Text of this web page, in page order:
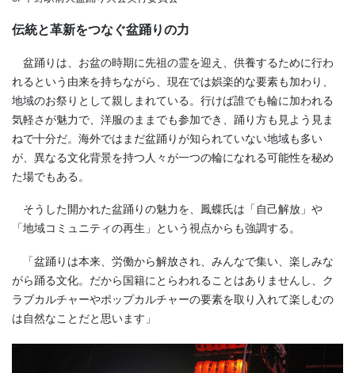
伝統と革新をつなぐ盆踊りの力
盆踊りは、お盆の時期に先祖の霊を迎え、供養するために行わ
れるという由来を持ちながら、現在では娯楽的な要素も加わり、
地域のお祭りとして親しまれている。行けば誰でも輪に加われる
気軽さが魅力で、洋服のままでも参加でき、踊り方も見よう見ま
ねで十分だ。海外ではまだ盆踊りが知られていない地域も多い
が、異なる文化背景を持つ人々が一つの輪になれる可能性を秘め
た場でもある。
そうした開かれた盆踊りの魅力を、鳳蝶氏は「自己解放」や
「地域コミュニティの再生」という視点からも強調する。
「盆踊りは本来、労働から解放され、みんなで集い、楽しみな
がら踊る文化。だから国籍にとらわれることはありませんし、ク
ラブカルチャーやポップカルチャーの要素を取り入れて楽しむの
は自然なことだと思います」